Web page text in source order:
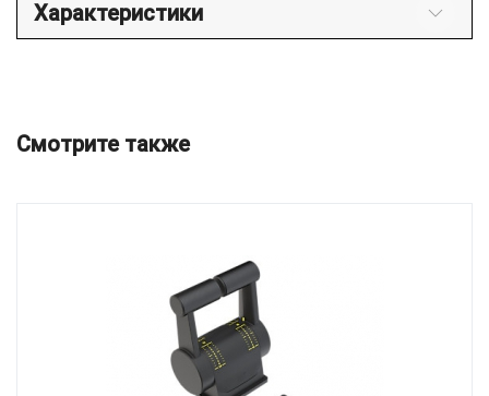
Характеристики
Смотрите также